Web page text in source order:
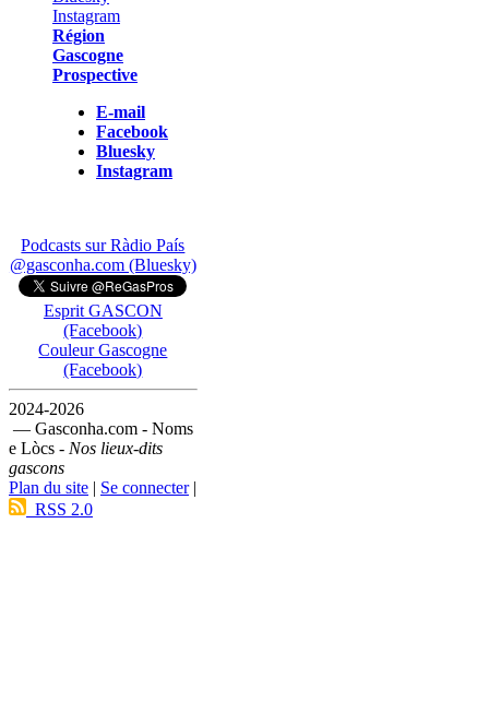
Région
Gascogne
Prospective
E-mail
Facebook
Bluesky
Instagram
Podcasts sur Ràdio País
@gasconha.com (Bluesky)
Esprit GASCON
(Facebook)
Couleur Gascogne
(Facebook)
2024-2026
— Gasconha.com - Noms
e Lòcs - Nos lieux-dits
gascons
Plan du site | Se connecter|
RSS 2.0